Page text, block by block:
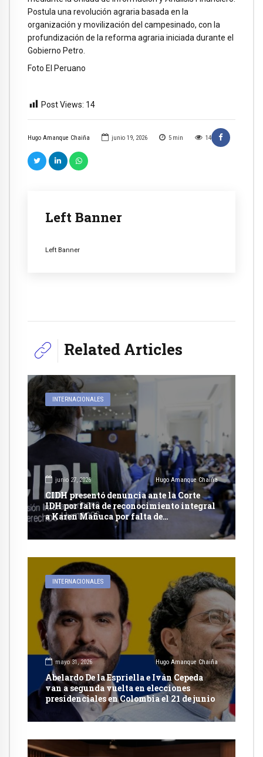
Hugo Amanque Chaiña junio 19, 2026 5 min 14
Left Banner
Left Banner
Postula una revolución agraria basada en la
organización y movilización del campesinado, con la
profundización de la reforma agraria iniciada durante el
Gobierno Petro.
Foto El Peruano
Post Views: 14
Related Articles
INTERNACIONALES
junio 27, 2026 Hugo Amanque Chaiña
CIDH presentó denuncia ante la Corte
IDH por falta de reconocimiento integral
a Karen Mañuca por falta de
reconocimiento integral a su identidad
de genero
INTERNACIONALES
mayo 31, 2026 Hugo Amanque Chaiña
Abelardo De la Espriella e Iván Cepeda
van a segunda vuelta en elecciones
presidenciales en Colombia el 21 de junio